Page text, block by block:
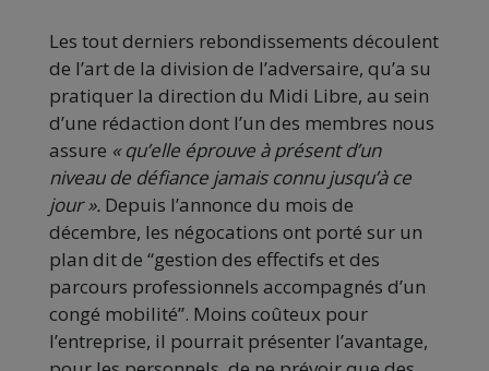
Les tout derniers rebondissements découlent
de l’art de la division de l’adversaire, qu’a su
pratiquer la direction du Midi Libre, au sein
d’une rédaction dont l’un des membres nous
assure « qu’elle éprouve à présent d’un
niveau de défiance jamais connu jusqu’à ce
jour ». Depuis l’annonce du mois de
décembre, les négocations ont porté sur un
plan dit de “gestion des effectifs et des
parcours professionnels accompagnés d’un
congé mobilité”. Moins coûteux pour
l’entreprise, il pourrait présenter l’avantage,